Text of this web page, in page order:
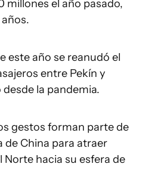
millones el año pasado,
este año se reanudó el
entre Pekín y
la pandemia.
gestos forman parte de
de China para atraer
Norte hacia su esfera de